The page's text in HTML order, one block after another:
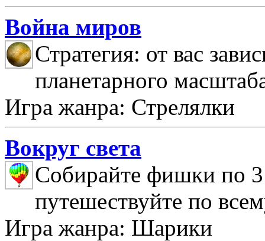
Война миров
Стратегия: от вас
планетарного
Игра жанра: Стрелялки
Вокруг света
Собирайте фишки по
путешествуйте по
Игра жанра: Шарики